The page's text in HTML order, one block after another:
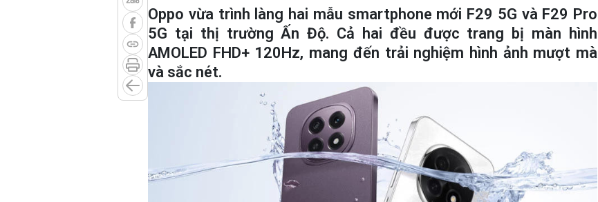
Oppo vừa trình làng hai mẫu smartphone mới F29 5G và F29 Pro
5G tại thị trường Ấn Độ. Cả hai đều được trang bị màn hình
AMOLED FHD+ 120Hz, mang đến trải nghiệm hình ảnh mượt mà
và sắc nét.